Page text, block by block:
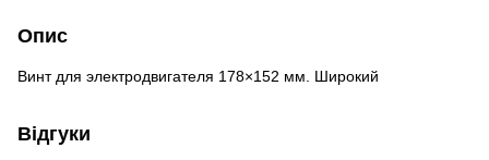
Опис
Винт для электродвигателя 178×152 мм. Широкий
Відгуки